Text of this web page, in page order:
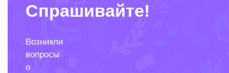
Спрашивайте!
Возникли
вопросы
о